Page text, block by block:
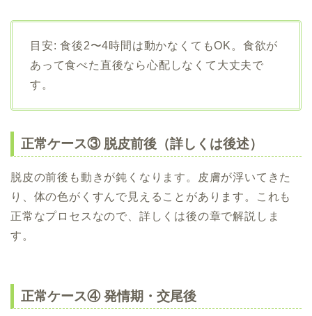
目安: 食後2〜4時間は動かなくてもOK。食欲が
あって食べた直後なら心配しなくて大丈夫で
す。
正常ケース③ 脱皮前後（詳しくは後述）
脱皮の前後も動きが鈍くなります。皮膚が浮いてきた
り、体の色がくすんで見えることがあります。これも
正常なプロセスなので、詳しくは後の章で解説しま
す。
正常ケース④ 発情期・交尾後